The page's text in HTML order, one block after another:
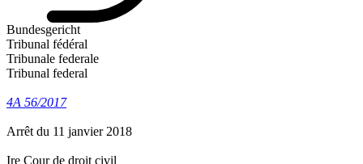
Bundesgericht
Tribunal fédéral
Tribunale federale
Tribunal federal
4A 56/2017
Arrêt du 11 janvier 2018
Ire Cour de droit civil